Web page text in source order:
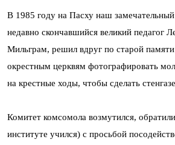
В 1985 году на Пасху наш
недавно скончавшийся великий педагог
Мильграм, решил вдруг по старой
окрестным церквям фотографировать
на крестные ходы, чтобы сделать
Комитет комсомола возмутился,
институте учился) с просьбой